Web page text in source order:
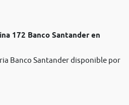
172 Banco Santander en
Banco Santander disponible por